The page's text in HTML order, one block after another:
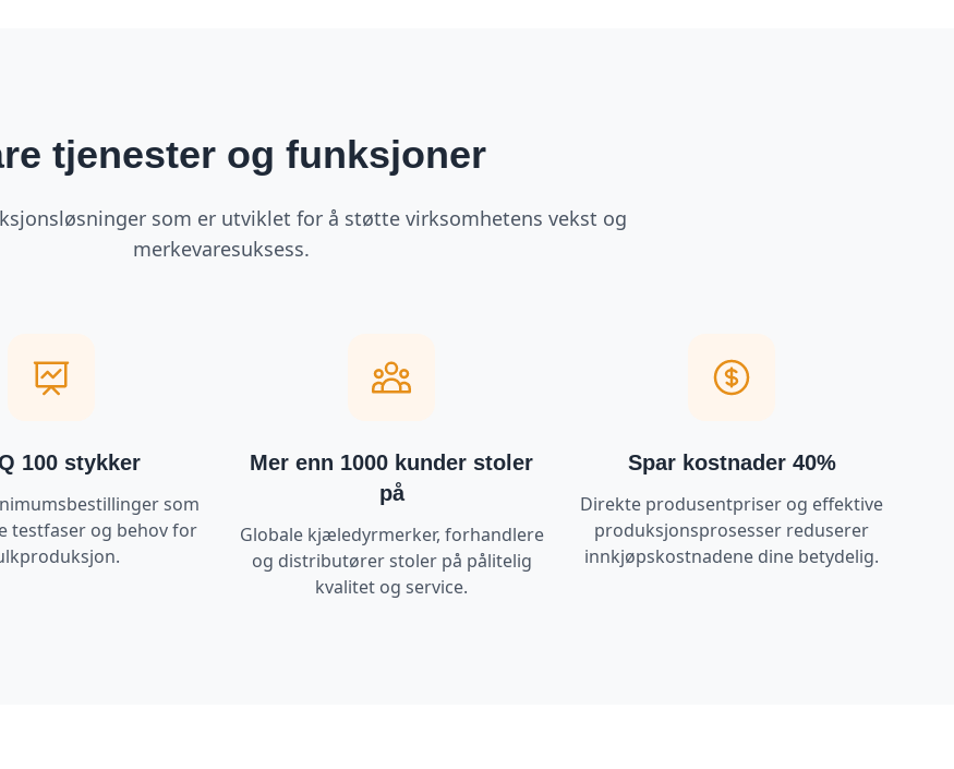
tjenester og funksjoner
som er utviklet for å støtte virksomhetens vekst og
merkevaresuksess.
100 stykker
som
testfaser og behov for
Mer enn 1000 kunder stoler
på
Globale kjæledyrmerker, forhandlere
og distributører stoler på pålitelig
kvalitet og service.
Spar kostnader 40%
Direkte produsentpriser og effektive
produksjonsprosesser reduserer
innkjøpskostnadene dine betydelig.